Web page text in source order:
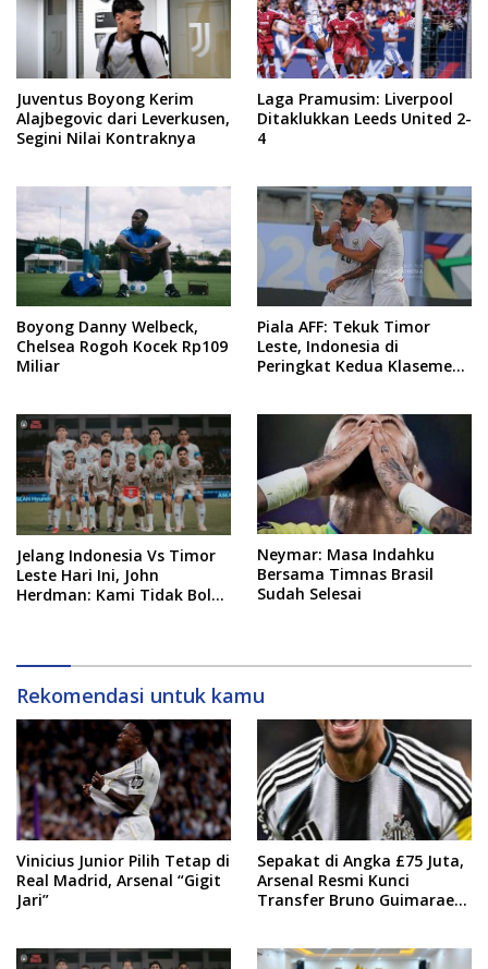
Juventus Boyong Kerim
Alajbegovic dari Leverkusen,
Segini Nilai Kontraknya
Laga Pramusim: Liverpool
Ditaklukkan Leeds United 2-
4
Boyong Danny Welbeck,
Chelsea Rogoh Kocek Rp109
Miliar
Piala AFF: Tekuk Timor
Leste, Indonesia di
Peringkat Kedua Klasemen
Jelang Indonesia Vs Timor
Leste Hari Ini, John
Herdman: Kami Tidak Boleh
Neymar: Masa Indahku
Bersama Timnas Brasil
Sudah Selesai
Rekomendasi untuk kamu
Vinicius Junior Pilih Tetap di
Real Madrid, Arsenal “Gigit
Jari”
Sepakat di Angka £75 Juta,
Arsenal Resmi Kunci
Transfer Bruno Guimaraes